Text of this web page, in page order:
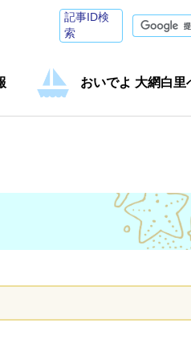
記事ID検
索
おいでよ 大網白里